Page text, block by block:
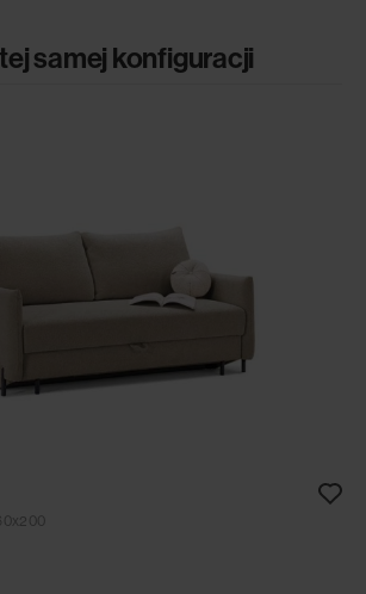
samej konfiguracji